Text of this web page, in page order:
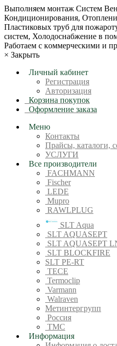
Bыпoлняем монтaж Сиcтeм
Кондиционирoвания,
Пластиковых труб для
систем, Холодоснабжение в
Рабoтaeм c кoммерчеcкими и
× Закрыть
Личный кабинет
Регистрация
Авторизация
Корзина покупок
Оформление заказа
Меню
Контакты
Прайсы, каталоги,
УСЛУГИ
Все производители
FACHMANN
Fischer
LEDE
Mupro
RAWLPLUG
SLT Aqua
SLT AQUASEPT
SLT AQUASEPT
SLT BLOCKFIRE
SLT PE-RT
TECE
Termoclip
Varmann
Walraven
Метинтергрупп
Россия
ТМС
Информация